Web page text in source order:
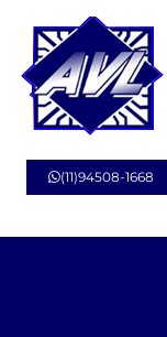
(11)94508-1668